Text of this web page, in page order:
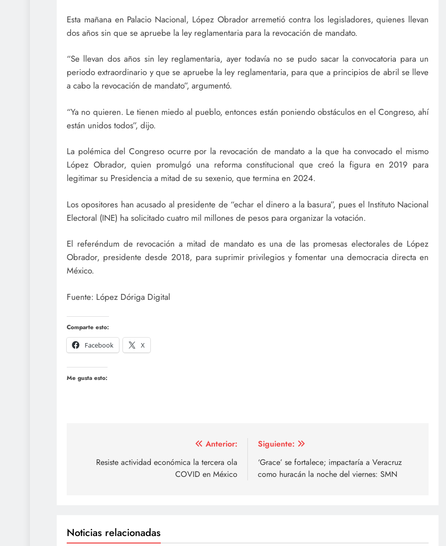
Esta mañana en Palacio Nacional, López Obrador arremetió contra los legisladores, quienes llevan
dos años sin que se apruebe la ley reglamentaria para la revocación de mandato.
“Se llevan dos años sin ley reglamentaria, ayer todavía no se pudo sacar la convocatoria para un
periodo extraordinario y que se apruebe la ley reglamentaria, para que a principios de abril se lleve
a cabo la revocación de mandato”, argumentó.
“Ya no quieren. Le tienen miedo al pueblo, entonces están poniendo obstáculos en el Congreso, ahí
están unidos todos”, dijo.
La polémica del Congreso ocurre por la revocación de mandato a la que ha convocado el mismo
López Obrador, quien promulgó una reforma constitucional que creó la figura en 2019 para
legitimar su Presidencia a mitad de su sexenio, que termina en 2024.
Los opositores han acusado al presidente de “echar el dinero a la basura”, pues el Instituto Nacional
Electoral (INE) ha solicitado cuatro mil millones de pesos para organizar la votación.
El referéndum de revocación a mitad de mandato es una de las promesas electorales de López
Obrador, presidente desde 2018, para suprimir privilegios y fomentar una democracia directa en
México.
Fuente: López Dóriga Digital
Comparte esto:
Facebook
X
Me gusta esto:
Anterior:
Resiste actividad económica la tercera ola
COVID en México
Siguiente:
‘Grace’ se fortalece; impactaría a Veracruz
como huracán la noche del viernes: SMN
Noticias relacionadas